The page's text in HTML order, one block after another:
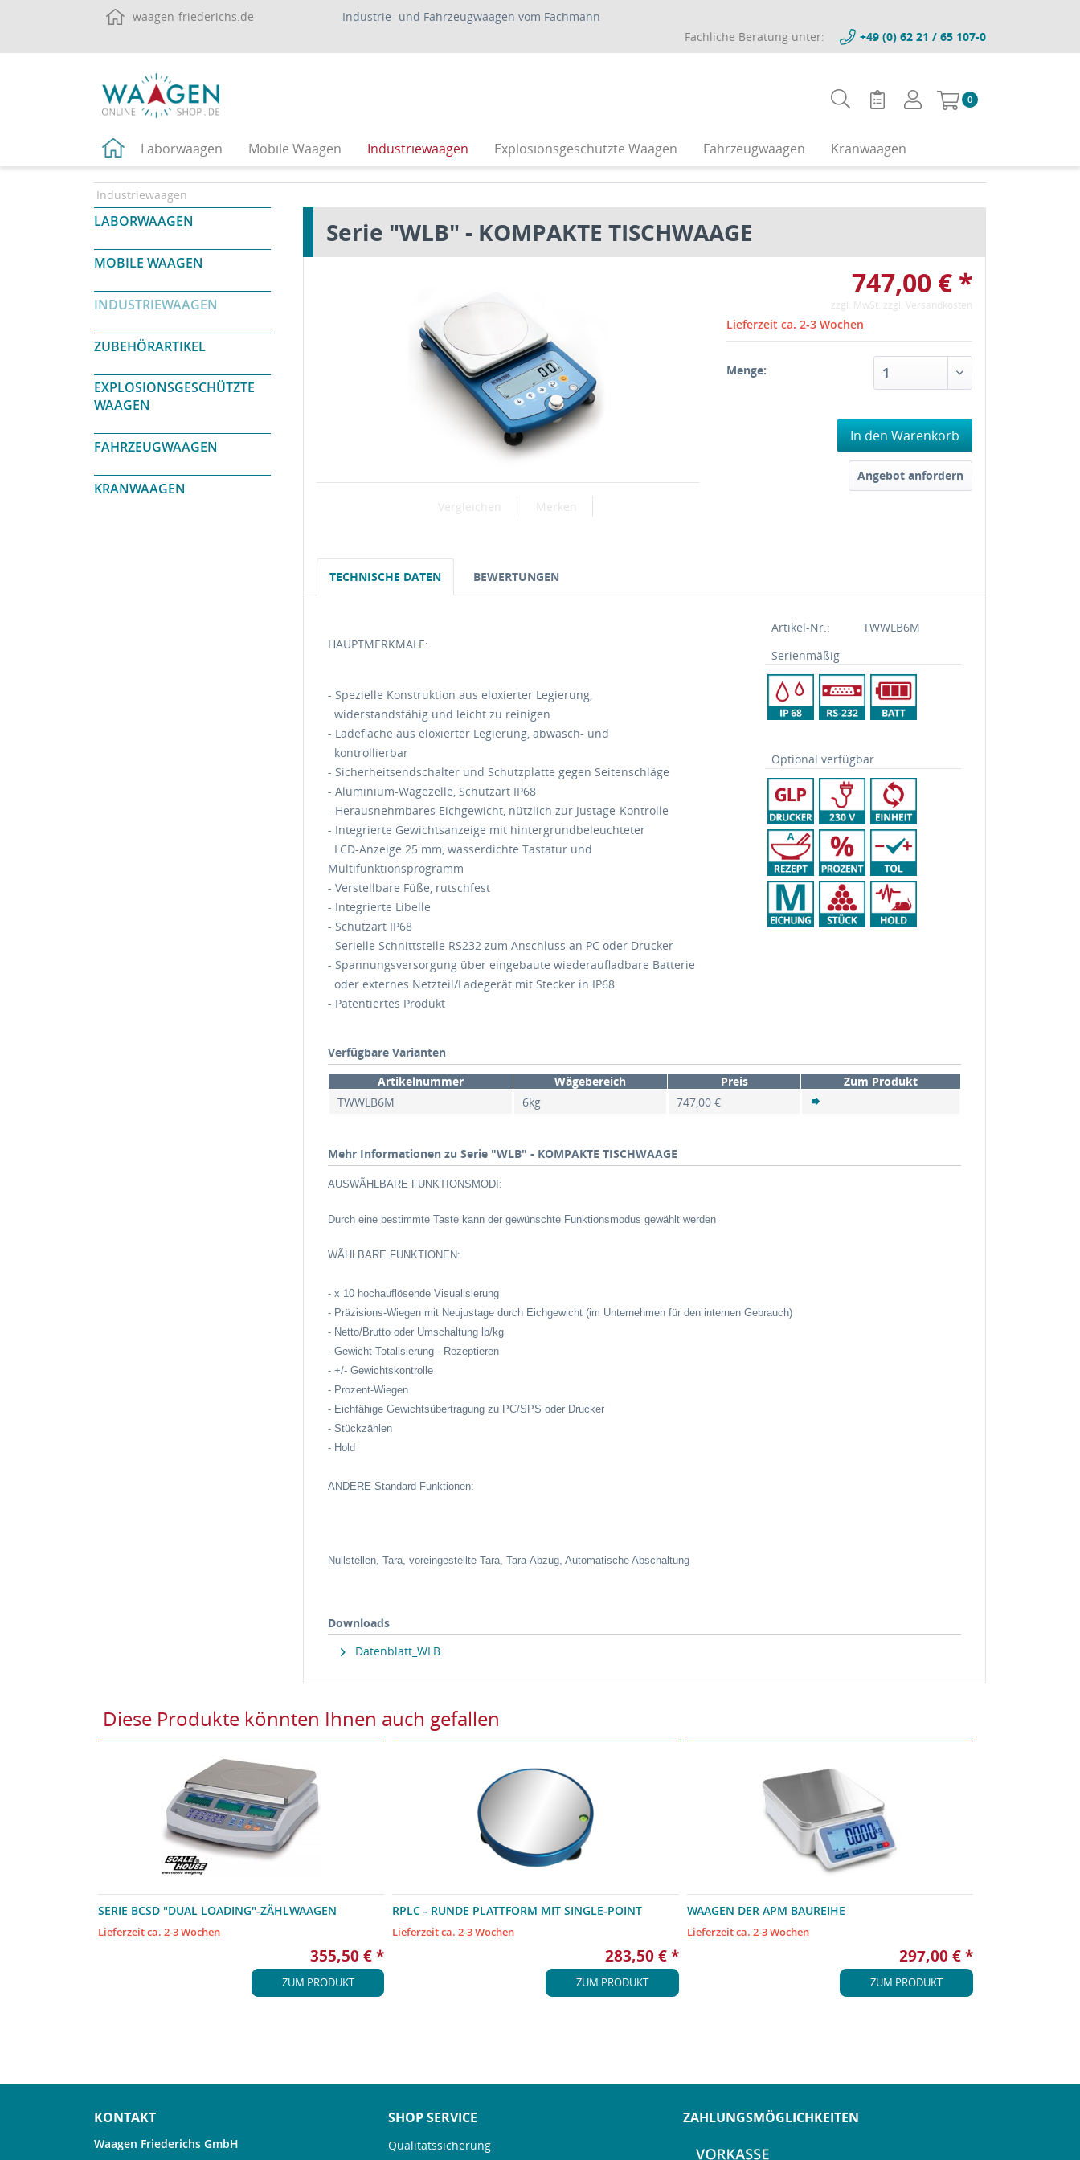
waagen-friederichs.de
Industrie- und Fahrzeugwaagen vom Fachmann
Fachliche Beratung unter:
+49 (0) 62 21 / 65 107-0
0
Laborwaagen Mobile Waagen Industriewaagen Explosionsgeschützte Waagen Fahrzeugwaagen Kranwaagen
Industriewaagen
LABORWAAGEN
MOBILE WAAGEN
INDUSTRIEWAAGEN
ZUBEHÖRARTIKEL
EXPLOSIONSGESCHÜTZTE
WAAGEN
FAHRZEUGWAAGEN
KRANWAAGEN
Serie "WLB" - KOMPAKTE TISCHWAAGE
Vergleichen Merken
747,00 € *
zzgl. MwSt. zzgl. Versandkosten
Lieferzeit ca. 2-3 Wochen
Menge:
In den Warenkorb
Angebot anfordern
TECHNISCHE DATEN BEWERTUNGEN
HAUPTMERKMALE:
- Spezielle Konstruktion aus eloxierter Legierung,
widerstandsfähig und leicht zu reinigen
- Ladefläche aus eloxierter Legierung, abwasch- und
kontrollierbar
- Sicherheitsendschalter und Schutzplatte gegen Seitenschläge
- Aluminium-Wägezelle, Schutzart IP68
- Herausnehmbares Eichgewicht, nützlich zur Justage-Kontrolle
- Integrierte Gewichtsanzeige mit hintergrundbeleuchteter
LCD-Anzeige 25 mm, wasserdichte Tastatur und
Multifunktionsprogramm
- Verstellbare Füße, rutschfest
- Integrierte Libelle
- Schutzart IP68
- Serielle Schnittstelle RS232 zum Anschluss an PC oder Drucker
- Spannungsversorgung über eingebaute wiederaufladbare Batterie
oder externes Netzteil/Ladegerät mit Stecker in IP68
- Patentiertes Produkt
Artikel-Nr.:
TWWLB6M
Serienmäßig
Optional verfügbar
Verfügbare Varianten
Artikelnummer
Wägebereich Preis
Zum Produkt
TWWLB6M
6kg 747,00 €
Mehr Informationen zu Serie "WLB" - KOMPAKTE TISCHWAAGE
AUSWÃHLBARE FUNKTIONSMODI:
Durch eine bestimmte Taste kann der gewünschte Funktionsmodus gewählt werden
WÃHLBARE FUNKTIONEN:
- x 10 hochauflösende Visualisierung
- Präzisions-Wiegen mit Neujustage durch Eichgewicht (im Unternehmen für den internen Gebrauch)
- Netto/Brutto oder Umschaltung lb/kg
- Gewicht-Totalisierung - Rezeptieren
- +/- Gewichtskontrolle
- Prozent-Wiegen
- Eichfähige Gewichtsübertragung zu PC/SPS oder Drucker
- Stückzählen
- Hold
ANDERE Standard-Funktionen:
Nullstellen, Tara, voreingestellte Tara, Tara-Abzug, Automatische Abschaltung
Downloads
Datenblatt_WLB
Diese Produkte könnten Ihnen auch gefallen
SERIE BCSD "DUAL LOADING"-ZÄHLWAAGEN
355,50 € *
Lieferzeit ca. 2-3 Wochen
ZUM PRODUKT
RPLC - RUNDE PLATTFORM MIT SINGLE-POINT
WÄGEZELLE
283,50 € *
Lieferzeit ca. 2-3 Wochen
ZUM PRODUKT
WAAGEN DER APM BAUREIHE
297,00 € *
Lieferzeit ca. 2-3 Wochen
ZUM PRODUKT
KONTAKT
Waagen Friederichs GmbH
SHOP SERVICE
Qualitätssicherung
ZAHLUNGSMÖGLICHKEITEN